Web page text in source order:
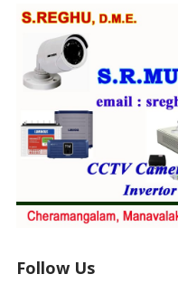
Follow Us